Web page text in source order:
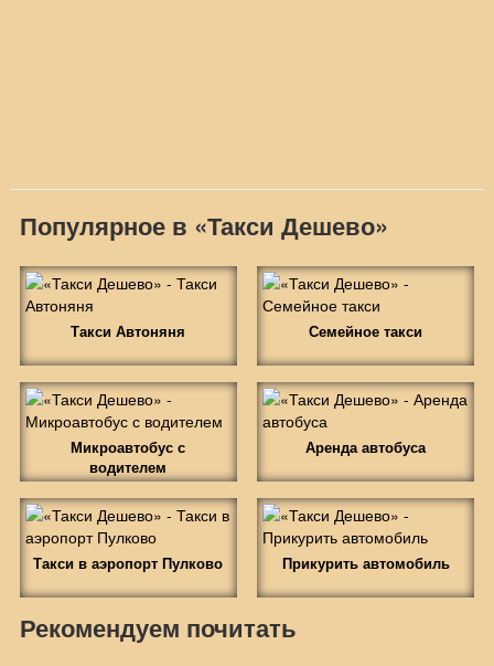
Популярное в «Такси Дешево»
Такси Автоняня Семейное такси
Микроавтобус с
водителем
Аренда автобуса
Такси в аэропорт Пулково Прикурить автомобиль
Рекомендуем почитать